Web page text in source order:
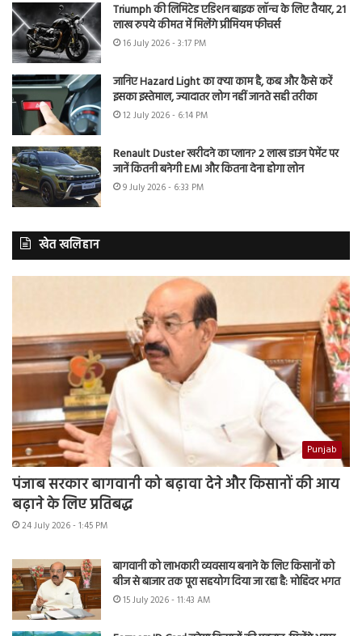
Triumph की लिमिटेड एडिशन बाइक लॉन्च के लिए तैयार, 21
लाख रुपये कीमत में मिलेंगे प्रीमियम फीचर्स
16 July 2026 - 3:17 PM
जानिए Hazard Light का क्या काम है, कब और कैसे करें
इसका इस्तेमाल, ज्यादातर लोग नहीं जानते सही तरीका
12 July 2026 - 6:14 PM
Renault Duster खरीदने का प्लान? 2 लाख डाउन पेमेंट पर
जानें कितनी बनेगी EMI और कितना देना होगा लोन
9 July 2026 - 6:33 PM
खेत खलिहान
Punjab
पंजाब सरकार बागवानी को बढ़ावा देने और किसानों की आय
बढ़ाने के लिए प्रतिबद्ध
24 July 2026 - 1:45 PM
बागवानी को लाभकारी व्यवसाय बनाने के लिए किसानों को
बीज से बाजार तक पूरा सहयोग दिया जा रहा है: मोहिंदर भगत
15 July 2026 - 11:43 AM